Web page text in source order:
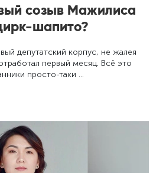
созыв Мажилиса
шапито?
депутатский корпус, не жалея
первый месяц. Всё это
просто-таки …